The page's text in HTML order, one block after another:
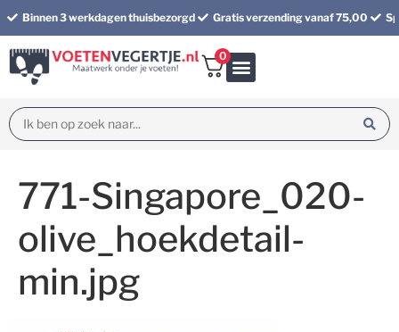
Binnen 3 werkdagen thuisbezorgd Gratis verzending vanaf 75,00
0
771-Singapore_020-
olive_hoekdetail-
min.jpg